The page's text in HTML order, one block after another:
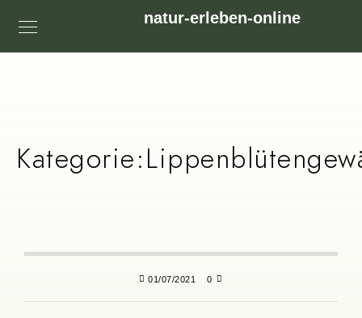
natur-erleben-online
Kategorie:
01/07/2021 0